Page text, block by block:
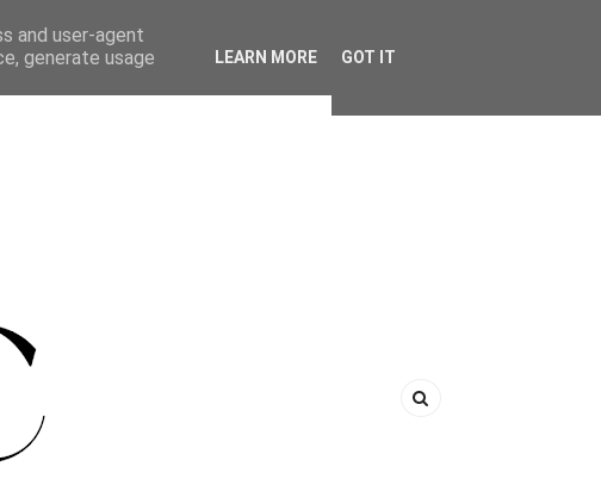
and user-agent
generate usage
LEARN MORE GOT IT